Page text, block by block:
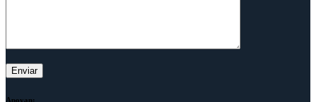
Apoyan: